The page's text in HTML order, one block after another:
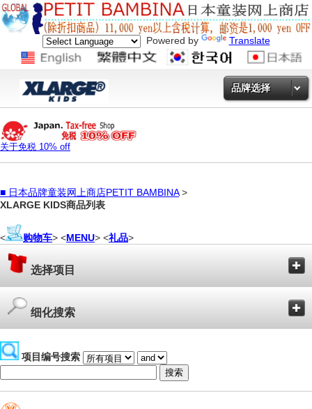
Powered by Translate
品牌选择
关于免税 10% off
■ 日本品牌童装网上商店PETIT BAMBINA>
XLARGE KIDS商品列表
< 购物车> <MENU> <礼品>
选择项目
细化搜索
项目编号搜索